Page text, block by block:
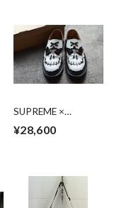
SUPREME ×
SUPREME SKULL
¥28,600